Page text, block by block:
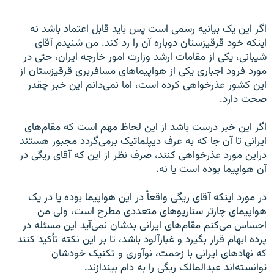
اگر این یک بیانیه رسمی است پس باید قابل اعتماد باشد نه
اینکه خود قرقیزستان دوباره آن را رد کند. من شنیدم آقای
شیبانی، یکی از مقامات ارشد وزارت امور خارجه ایران، حتی در
مورد فرود اجباری یکی از هواپیماهای مسافربری قرقیزستان از
این کشور عذرخواهی کرده است، اما نمی‌دانم این خبر چقدر
صحت دارد.
اگر این خبر درست باشد از این لحاظ مهم است که مقام‌های
ایرانی تا آن جا که به عرف دیپلماتیک برمی‌گردد مجبور هستند
دراین مورد عذرخواهی کنند، صرف نظر از این که آقای ریگی در
آن هواپیما بوده است یا نه.
در مورد اینکه آقای ریگی واقعاّ در این هواپیما بوده یا در یک
هواپیمای چارتر سناریوهای متعددی مطرح است، ولی من
احساس می‌کنم مقام‌های ایرانی بدشان نمی‌آید این مسئله در
پرده ابهام قرار بگیرد و غبارآلود باشد، تا بر این نکته تأکید کنند
که نهادهای ایرانی با زحمت، نوآوری و تکنیک خودشان
توانسته‌اند عبدالمالک ریگی را به دام بیندازند.